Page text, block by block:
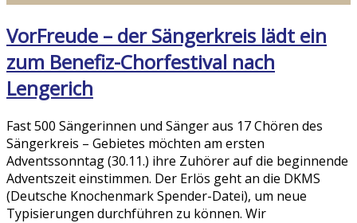
VorFreude – der Sängerkreis lädt ein
zum Benefiz-Chorfestival nach
Lengerich
Fast 500 Sängerinnen und Sänger aus 17 Chören des
Sängerkreis – Gebietes möchten am ersten
Adventssonntag (30.11.) ihre Zuhörer auf die beginnende
Adventszeit einstimmen. Der Erlös geht an die DKMS
(Deutsche Knochenmark Spender-Datei), um neue
Typisierungen durchführen zu können. Wir